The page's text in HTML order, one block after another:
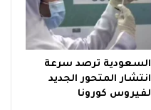
السعودية ترصد سرعة
انتشار المتحور الجديد
لفيروس كورونا